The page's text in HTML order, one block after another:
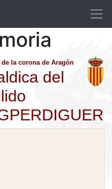
de la corona de Aragón
del